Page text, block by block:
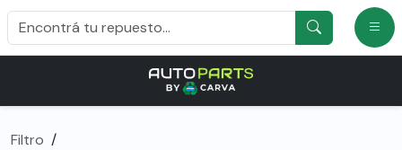
Filtro /